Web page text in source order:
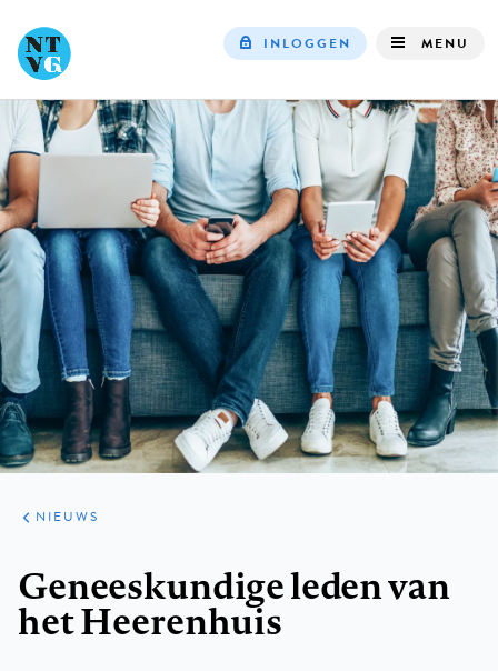
navigation
INLOGGEN MENU
ARTIKELEN
HET
KORT
NIEUWS
Geneeskundige leden van
het Heerenhuis